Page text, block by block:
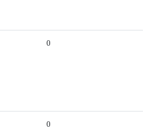
0
0